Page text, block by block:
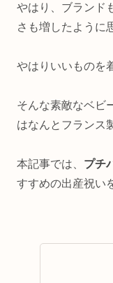
やはり、ブランド
さも増したように
やはりいいものを
そんな素敵なベビ
はなんとフランス
本記事では、 プチ
すすめの出産祝い